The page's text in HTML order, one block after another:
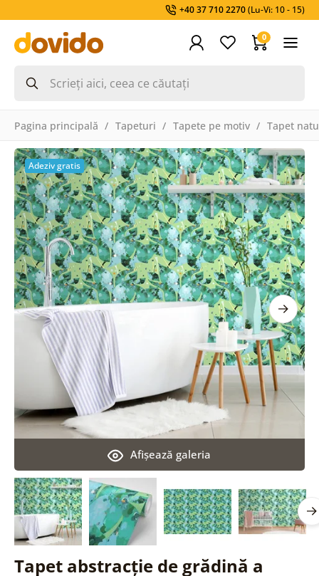
+40 37 710 2270(Lu-Vi: 10 - 15)
0
Pagina principală Tapeturi Tapete pe motiv Tapet
Tapet abstracție de grădină a
Afişează galeria
Adeziv gratis